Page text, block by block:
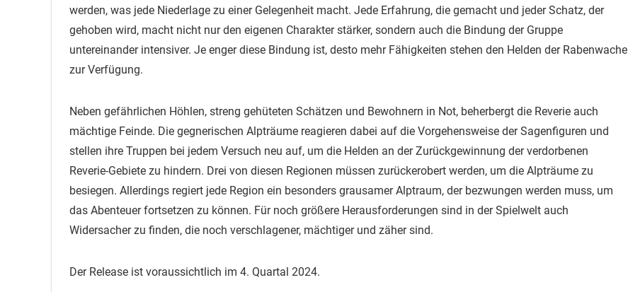
werden, was jede Niederlage zu einer Gelegenheit macht. Jede Erfahrung, die gemacht und jeder Schatz, der
gehoben wird, macht nicht nur den eigenen Charakter stärker, sondern auch die Bindung der Gruppe
untereinander intensiver. Je enger diese Bindung ist, desto mehr Fähigkeiten stehen den Helden der Rabenwache
zur Verfügung.
Neben gefährlichen Höhlen, streng gehüteten Schätzen und Bewohnern in Not, beherbergt die Reverie auch
mächtige Feinde. Die gegnerischen Alpträume reagieren dabei auf die Vorgehensweise der Sagenfiguren und
stellen ihre Truppen bei jedem Versuch neu auf, um die Helden an der Zurückgewinnung der verdorbenen
Reverie-Gebiete zu hindern. Drei von diesen Regionen müssen zurückerobert werden, um die Alpträume zu
besiegen. Allerdings regiert jede Region ein besonders grausamer Alptraum, der bezwungen werden muss, um
das Abenteuer fortsetzen zu können. Für noch größere Herausforderungen sind in der Spielwelt auch
Widersacher zu finden, die noch verschlagener, mächtiger und zäher sind.
Der Release ist voraussichtlich im 4. Quartal 2024.